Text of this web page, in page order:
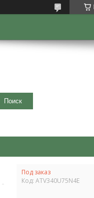
Поиск
Под заказ
Код: ATV340U75N4E